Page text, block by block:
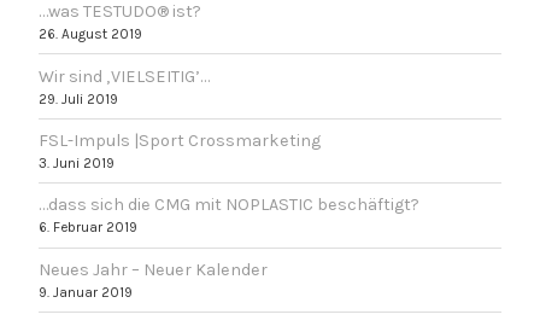
o
r
t
e
m
i
t
I
m
a
…was TESTUDO® ist?
26. August 2019
Wir sind ‚VIELSEITIG’…
29. Juli 2019
FSL-Impuls |Sport Crossmarketing
3. Juni 2019
…dass sich die CMG mit NOPLASTIC beschäftigt?
6. Februar 2019
Neues Jahr – Neuer Kalender
9. Januar 2019